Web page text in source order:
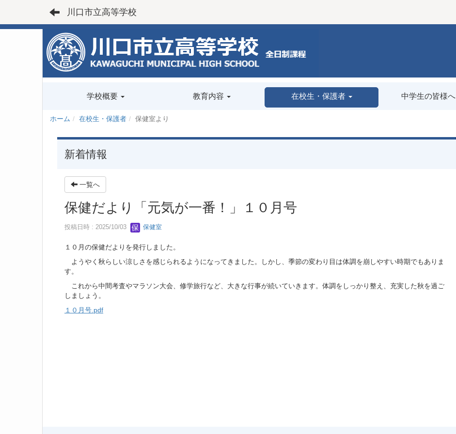
川口市立高等学校
学校概要 教育内容 在校生・保護者 中学生の皆様へ
ホーム 在校生・保護者 保健室より
新着情報
一覧へ
保健だより「元気が一番！」１０月号
投稿日時 : 2025/10/03 保健室
１０月の保健だよりを発行しました。
ようやく秋らしい涼しさを感じられるようになってきました。しかし、季節の変わり目は体調を崩しやすい時期でもありま
す。
これから中間考査やマラソン大会、修学旅行など、大きな行事が続いていきます。体調をしっかり整え、充実した秋を過ご
しましょう。
１０月号.pdf